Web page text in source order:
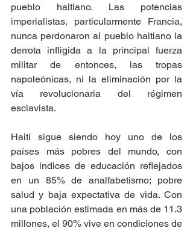
pueblo haitiano. Las potencias
imperialistas, particularmente Francia,
nunca perdonaron al pueblo haitiano la
derrota infligida a la principal fuerza
militar de entonces, las tropas
napoleónicas, ni la eliminación por la
vía revolucionaria del régimen
esclavista.
Haití sigue siendo hoy uno de los
países más pobres del mundo, con
bajos índices de educación reflejados
en un 85% de analfabetismo; pobre
salud y baja expectativa de vida. Con
una población estimada en más de 11.3
millones, el 90% vive en condiciones de